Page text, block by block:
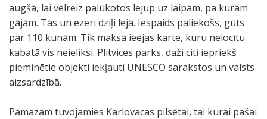
augšā, lai vēlreiz palūkotos lejup uz laipām, pa kurām
gājām. Tās un ezeri dziļi lejā. Iespaids paliekošs, gūts
par 110 kunām. Tik maksā ieejas karte, kuru nelocītu
kabatā vis neieliksi. Plitvices parks, daži citi iepriekš
pieminētie objekti iekļauti UNESCO sarakstos un valsts
aizsardzībā.
Pamazām tuvojamies Karlovacas pilsētai, tai kurai pašai